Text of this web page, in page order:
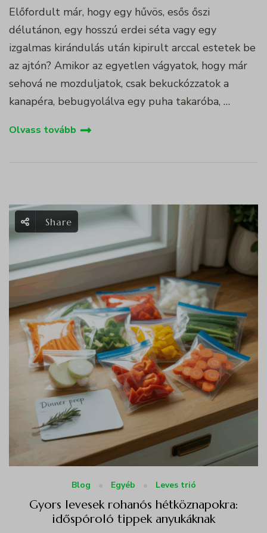
Előfordult már, hogy egy hűvös, esős őszi
délutánon, egy hosszú erdei séta vagy egy
izgalmas kirándulás után kipirult arccal estetek be
az ajtón? Amikor az egyetlen vágyatok, hogy már
sehová ne mozduljatok, csak bekuckózzatok a
kanapéra, bebugyolálva egy puha takaróba, …
Olvass tovább
Share
Blog Egyéb Leves trió
Gyors levesek rohanós hétköznapokra:
időspóroló tippek anyukáknak